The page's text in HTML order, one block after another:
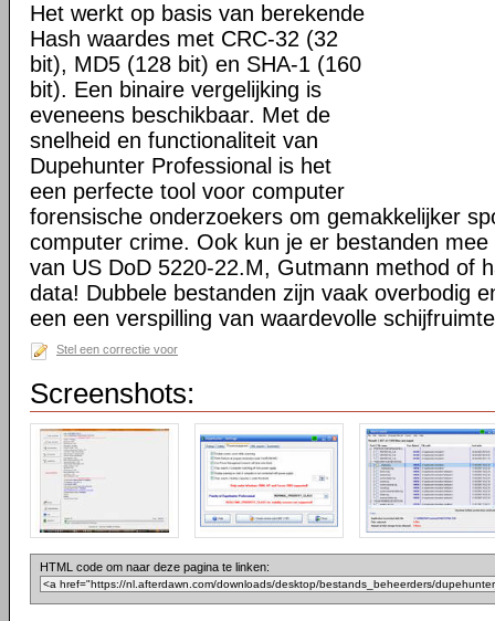
Het werkt op basis van berekende
Hash waardes met CRC-32 (32
bit), MD5 (128 bit) en SHA-1 (160
bit). Een binaire vergelijking is
eveneens beschikbaar. Met de
snelheid en functionaliteit van
Dupehunter Professional is het
een perfecte tool voor computer
forensische onderzoekers om gemakkelijker
computer crime. Ook kun je er bestanden
van US DoD 5220-22.M, Gutmann method of
data! Dubbele bestanden zijn vaak overbodig
een een verspilling van waardevolle
Stel een correctie voor
Screenshots:
HTML code om naar deze pagina te linken: